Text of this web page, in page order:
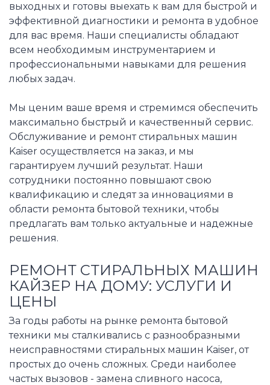
выходных и готовы выехать к вам для быстрой и
эффективной диагностики и ремонта в удобное
для вас время. Наши специалисты обладают
всем необходимым инструментарием и
профессиональными навыками для решения
любых задач.
Мы ценим ваше время и стремимся обеспечить
максимально быстрый и качественный сервис.
Обслуживание и ремонт стиральных машин
Kaiser осуществляется на заказ, и мы
гарантируем лучший результат. Наши
сотрудники постоянно повышают свою
квалификацию и следят за инновациями в
области ремонта бытовой техники, чтобы
предлагать вам только актуальные и надежные
решения.
РЕМОНТ СТИРАЛЬНЫХ МАШИН
КАЙЗЕР НА ДОМУ: УСЛУГИ И
ЦЕНЫ
За годы работы на рынке ремонта бытовой
техники мы сталкивались с разнообразными
неисправностями стиральных машин Kaiser, от
простых до очень сложных. Среди наиболее
частых вызовов - замена сливного насоса,